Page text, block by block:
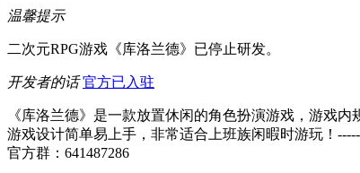
温馨提示
二次元RPG游戏《库洛兰德》已停止研发。
开发者的话 官方已入驻
《库洛兰德》是一款放置休闲的角色扮演游戏，游戏
游戏设计简单易上手，非常适合上班族闲暇时游玩！
官方群：641487286